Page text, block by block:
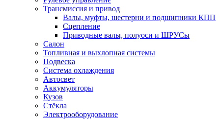
Трансмиссия и привод
Валы, муфты, шестерни и подшипники КПП
Сцепление
Приводные валы, полуоси и ШРУСы
Салон
Топливная и выхлопная системы
Подвеска
Система охлаждения
Автосвет
Аккумуляторы
Кузов
Стёкла
Электрооборудование